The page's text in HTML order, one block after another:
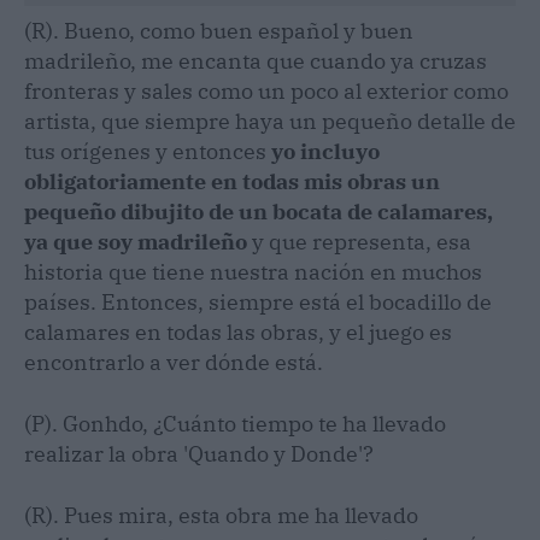
(R). Bueno, como buen español y buen
madrileño, me encanta que cuando ya cruzas
fronteras y sales como un poco al exterior como
artista, que siempre haya un pequeño detalle de
tus orígenes y entonces yo incluyo
obligatoriamente en todas mis obras un
pequeño dibujito de un bocata de calamares,
ya que soy madrileñoy que representa, esa
historia que tiene nuestra nación en muchos
países. Entonces, siempre está el bocadillo de
calamares en todas las obras, y el juego es
encontrarlo a ver dónde está.
(P). Gonhdo, ¿Cuánto tiempo te ha llevado
realizar la obra 'Quando y Donde'?
(R). Pues mira, esta obra me ha llevado